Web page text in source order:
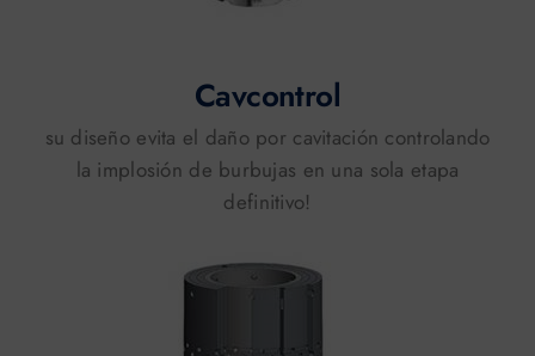
Cavcontrol
su diseño evita el daño por cavitación controlando
la implosión de burbujas en una sola etapa
definitivo!